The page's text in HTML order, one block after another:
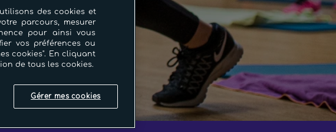
des cookies et
parcours, mesurer
pour ainsi vous
vos préférences ou
cookies". En cliquant
de tous les cookies.
Gérer mes cookies